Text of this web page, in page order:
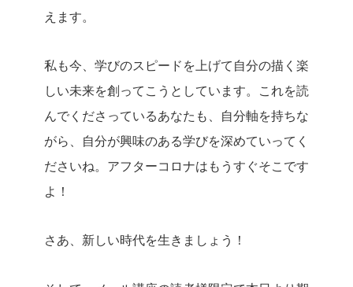
えます。
私も今、学びのスピードを上げて自分の描く楽
しい未来を創ってこうとしています。
これを読
んでくださっているあなたも、自分軸を持ちな
がら、自分が興味のある学びを深めていってく
ださいね。 アフターコロナはもうすぐそこです
よ！
さあ、新しい時代を生きましょう！